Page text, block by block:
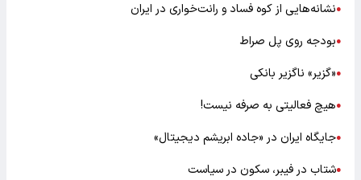
●نشانه‌هایی از کوه فساد و رانت‌خواری در ایران
●بودجه روی پل صراط
●«گزیر» ناگزیر بانکی
●هیچ فعالیتی به صرفه نیست!
●جایگاه ایران در «جاده ابریشم دیجیتال»
●شتاب در فیبر، سکون در سیاست